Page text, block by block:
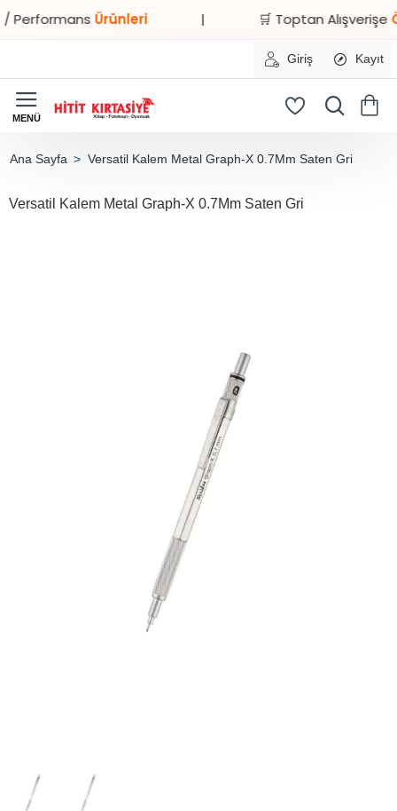
Ürünleri 🛒 Toptan Alışverişe
Giriş Kayıt
Versatil Kalem Metal Graph-X 0.7Mm Saten Gri
Versatil Kalem Metal Graph-X 0.7Mm Saten Gri